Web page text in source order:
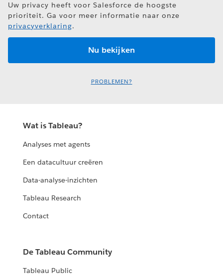
Uw privacy heeft voor Salesforce de hoogste
prioriteit. Ga voor meer informatie naar onze
privacyverklaring.
PROBLEMEN?
Wat is Tableau?
Analyses met agents
Een datacultuur creëren
Data-analyse-inzichten
Tableau Research
Contact
De Tableau Community
Tableau Public